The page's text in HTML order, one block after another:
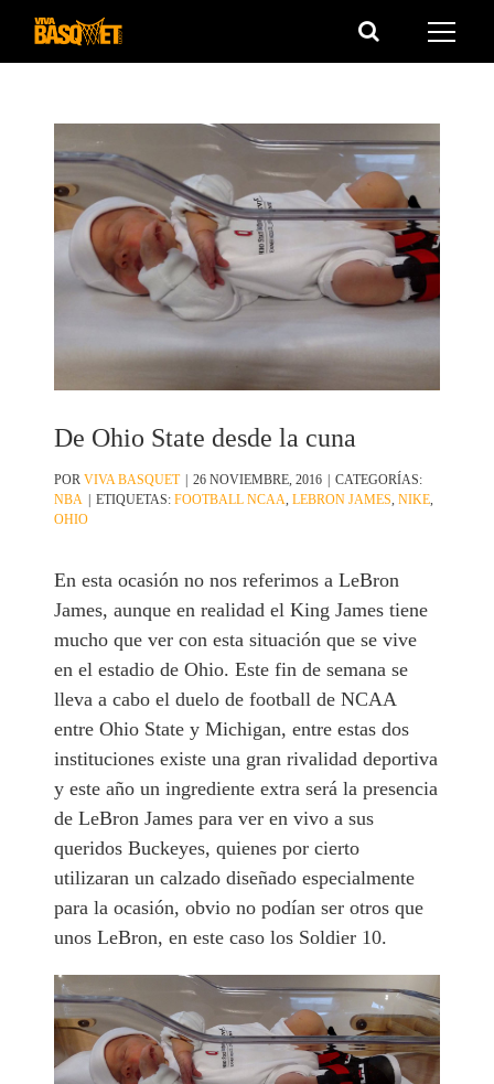
Saltar
De Ohio State desde la cuna
PORVIVA BASQUET 26 NOVIEMBRE, 2016
CATEGORÍAS:
NBA
ETIQUETAS:FOOTBALL NCAA,LEBRON JAMES,NIKE,
OHIO
En esta ocasión no nos referimos a LeBron
James, aunque en realidad el King James tiene
mucho que ver con esta situación que se vive
en el estadio de Ohio. Este fin de semana se
lleva a cabo el duelo de football de NCAA
entre Ohio State y Michigan, entre estas dos
instituciones existe una gran rivalidad deportiva
y este año un ingrediente extra será la presencia
de LeBron James para ver en vivo a sus
queridos Buckeyes, quienes por cierto
utilizaran un calzado diseñado especialmente
para la ocasión, obvio no podían ser otros que
unos LeBron, en este caso los Soldier 10.